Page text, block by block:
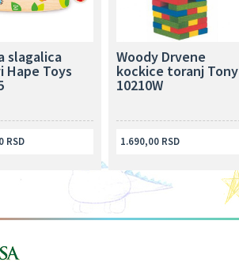
slagalica
Hape Toys
RSD
Woody Drvene
kockice toranj Tony
10210W
1.690,00 RSD